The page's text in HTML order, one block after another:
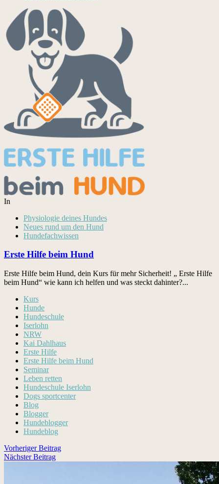
In
Physiologie deines Hundes
Neues rund um den Hund
Hundefachwissen
Erste Hilfe beim Hund
Erste Hilfe beim Hund, dein Kurs für mehr Sicherheit! „ Erste Hil­fe
beim Hund“ wie kann ich helfen und was steckt dahin­ter?...
Kurs
Hunde
Hundeschule
Iserlohn
NRW
Kai Dahlhaus
Erste Hilfe
Erste Hilfe beim Hund
Seminar
Leben retten
Hundeschule Iserlohn
Dogs sportcenter
Blog
Blogger
Hundeblogger
Hundeblog
Beitragsnavigation
Vorheriger Beitrag
Nächster Beitrag